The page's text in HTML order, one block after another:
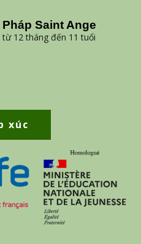
Saint Ange
12 tháng đến 11 tuổi
xúc